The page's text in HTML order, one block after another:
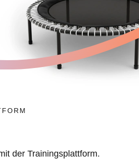
der Trainingsplattform.